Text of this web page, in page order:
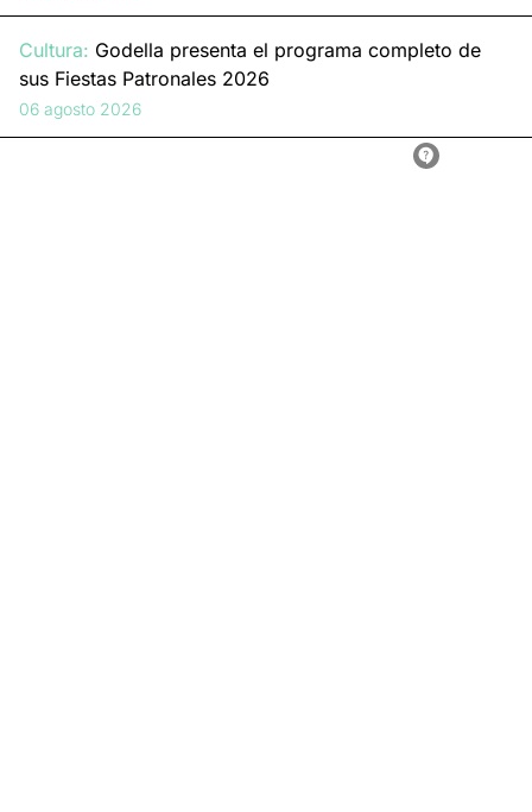
Cultura: Godella presenta el programa completo de
sus Fiestas Patronales 2026
06 agosto 2026